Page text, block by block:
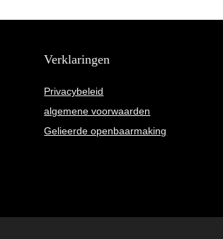
Verklaringen
Privacybeleid
algemene voorwaarden
Gelieerde openbaarmaking